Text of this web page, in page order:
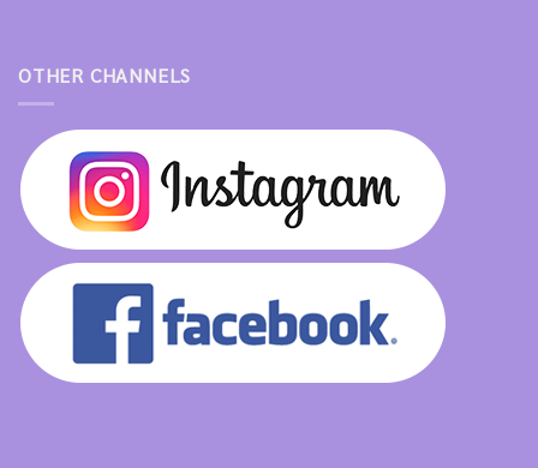
OTHER CHANNELS